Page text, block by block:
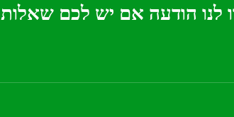
לנו הודעה אם יש לכם שאלות